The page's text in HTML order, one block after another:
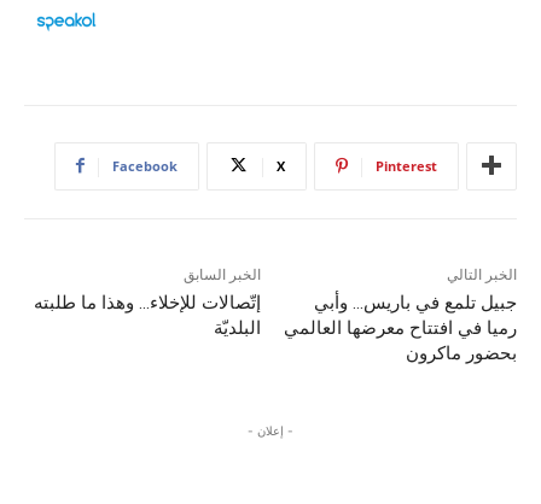
Facebook X Pinterest
الخبر السابق
إتّصالات للإخلاء… وهذا ما طلبته
البلديّة
الخبر التالي
جبيل تلمع في باريس… وأبي
رميا في افتتاح معرضها العالمي
بحضور ماكرون
- إعلان -